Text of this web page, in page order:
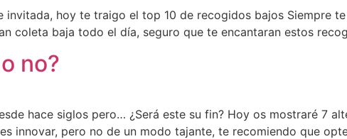
hoy te traigo el top 10 de recogidos bajos Siempre
coleta baja todo el día, seguro que te encantaran estos
no?
hace siglos pero… ¿Será este su fin? Hoy os mostraré 7
innovar, pero no de un modo tajante, te recomiendo que